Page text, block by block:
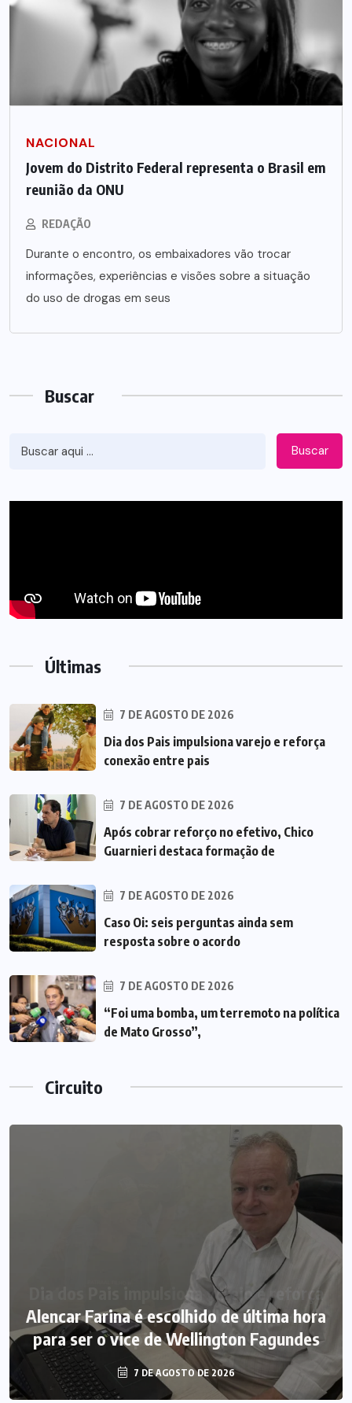
NACIONAL
Jovem do Distrito Federal representa o Brasil em
reunião da ONU
REDAÇÃO
Durante o encontro, os embaixadores vão trocar
informações, experiências e visões sobre a situação
do uso de drogas em seus
Buscar
Buscar
Últimas
7 DE AGOSTO DE 2026
Dia dos Pais impulsiona varejo e reforça
conexão entre pais
7 DE AGOSTO DE 2026
Após cobrar reforço no efetivo, Chico
Guarnieri destaca formação de
7 DE AGOSTO DE 2026
Caso Oi: seis perguntas ainda sem
resposta sobre o acordo
7 DE AGOSTO DE 2026
“Foi uma bomba, um terremoto na política
de Mato Grosso”,
Circuito
Alencar Farina é escolhido de última hora
para ser o vice de Wellington Fagundes
7 DE AGOSTO DE 2026